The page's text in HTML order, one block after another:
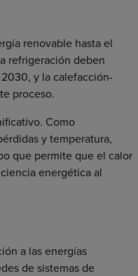
renovable hasta el
refrigeración deben
y la calefacción-
proceso.
Como
y temperatura,
que permite que el calor
energética al
a las energías
de sistemas de